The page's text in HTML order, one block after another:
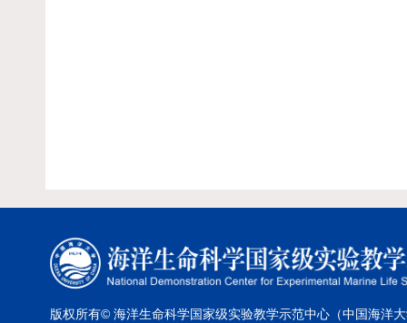
版权所有© 海洋生命科学国家级实验教学示范中心（中国海洋